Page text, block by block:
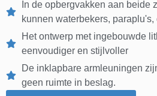
In de opbergvakken aan beide
kunnen waterbekers,
Het ontwerp met ingebouwde
eenvoudiger en stijlvoller
De inklapbare armleuningen
geen ruimte in beslag.